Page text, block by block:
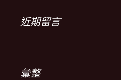
近期留言
彙整